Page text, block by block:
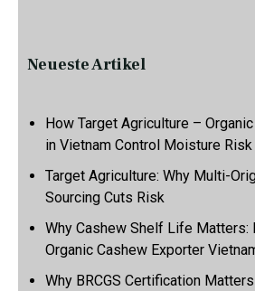
Neueste Artikel
How Target Agriculture –
in Vietnam Control Moisture Risk
Target Agriculture: Why Multi-
Sourcing Cuts Risk
Why Cashew Shelf Life Matters:
Organic Cashew Exporter
Why BRCGS Certification